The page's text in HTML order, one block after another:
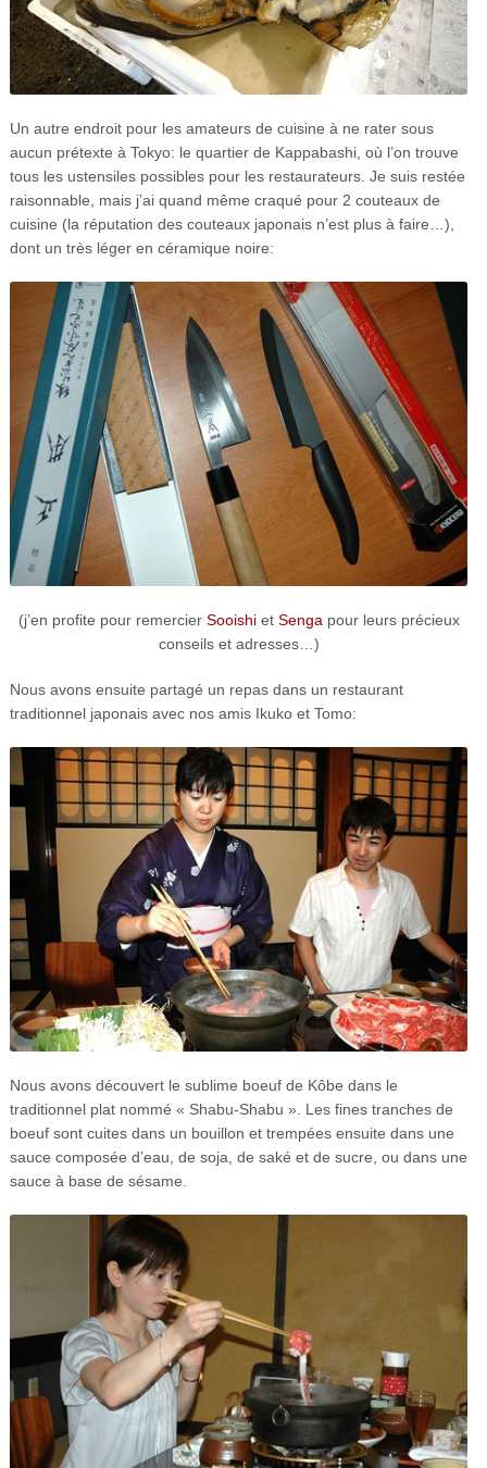
Un autre endroit pour les amateurs de cuisine à ne rater sous
aucun prétexte à Tokyo: le quartier de Kappabashi, où l’on trouve
tous les ustensiles possibles pour les restaurateurs. Je suis restée
raisonnable, mais j’ai quand même craqué pour 2 couteaux de
cuisine (la réputation des couteaux japonais n’est plus à faire…),
dont un très léger en céramique noire:
(j’en profite pour remercier Sooishiet Senga pour leurs précieux
conseils et adresses…)
Nous avons ensuite partagé un repas dans un restaurant
traditionnel japonais avec nos amis Ikuko et Tomo:
Nous avons découvert le sublime boeuf de Kôbe dans le
traditionnel plat nommé « Shabu-Shabu ». Les fines tranches de
boeuf sont cuites dans un bouillon et trempées ensuite dans une
sauce composée d’eau, de soja, de saké et de sucre, ou dans une
sauce à base de sésame.